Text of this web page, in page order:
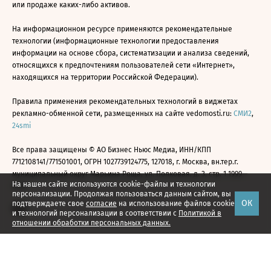
На нашем сайте используются cookie-файлы и технологии
персонализации. Продолжая пользоваться данным сайтом, вы
подтверждаете свое согласие на использование файлов cookie
и технологий персонализации в соответствии с Политикой в
отношении обработки персональных данных.
ОК
или продаже каких-либо активов.
На информационном ресурсе применяются рекомендательные
технологии (информационные технологии предоставления
информации на основе сбора, систематизации и анализа сведений,
относящихся к предпочтениям пользователей сети «Интернет»,
находящихся на территории Российской Федерации).
Правила применения рекомендательных технологий в виджетах
рекламно-обменной сети, размещенных на сайте vedomosti.ru: СМИ2,
24smi
Все права защищены © АО Бизнес Ньюс Медиа, ИНН/КПП
7712108141/771501001, ОГРН 1027739124775, 127018, г. Москва, вн.тер.г.
муниципальный округ Марьина Роща, ул. Полковая, д. 3, стр. 1 1999—
2026